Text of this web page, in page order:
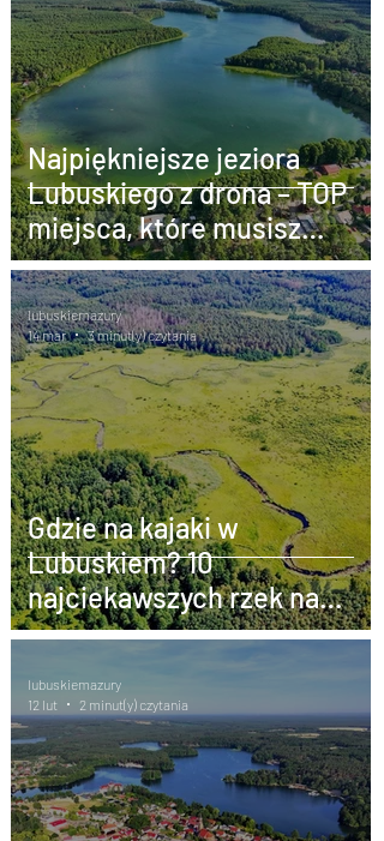
Najpiękniejsze jeziora
Lubuskiego z drona – TOP
miejsca, które musisz
zobaczyć
Gdzie na kajaki w
Lubuskiem? 10
najciekawszych rzek na
spływ kajakowy
lubuskiemazury
14 mar
3 minut(y) czytania
lubuskiemazury
12 lut
2 minut(y) czytania